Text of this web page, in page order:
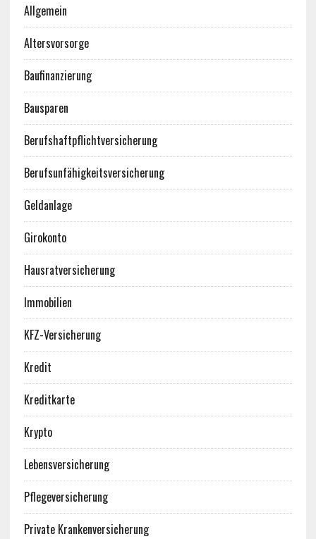
Allgemein
Altersvorsorge
Baufinanzierung
Bausparen
Berufshaftpflichtversicherung
Berufsunfähigkeitsversicherung
Geldanlage
Girokonto
Hausratversicherung
Immobilien
KFZ-Versicherung
Kredit
Kreditkarte
Krypto
Lebensversicherung
Pflegeversicherung
Private Krankenversicherung